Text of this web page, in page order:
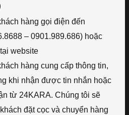
hàng gọi điện đến
– 0901.989.686) hoặc
website
hàng cung cấp thông tin,
khi nhận được tin nhắn hoặc
từ 24KARA. Chúng tôi sẽ
đặt cọc và chuyển hàng